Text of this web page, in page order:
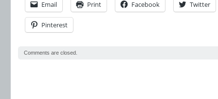
Email Print Facebook Twitter
Pinterest
Comments are closed.